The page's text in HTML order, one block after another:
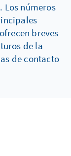
Los números
breves
de la
de contacto